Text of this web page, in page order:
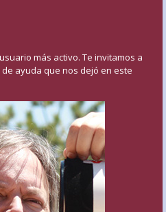
más activo. Te invitamos a
ayuda que nos dejó en este